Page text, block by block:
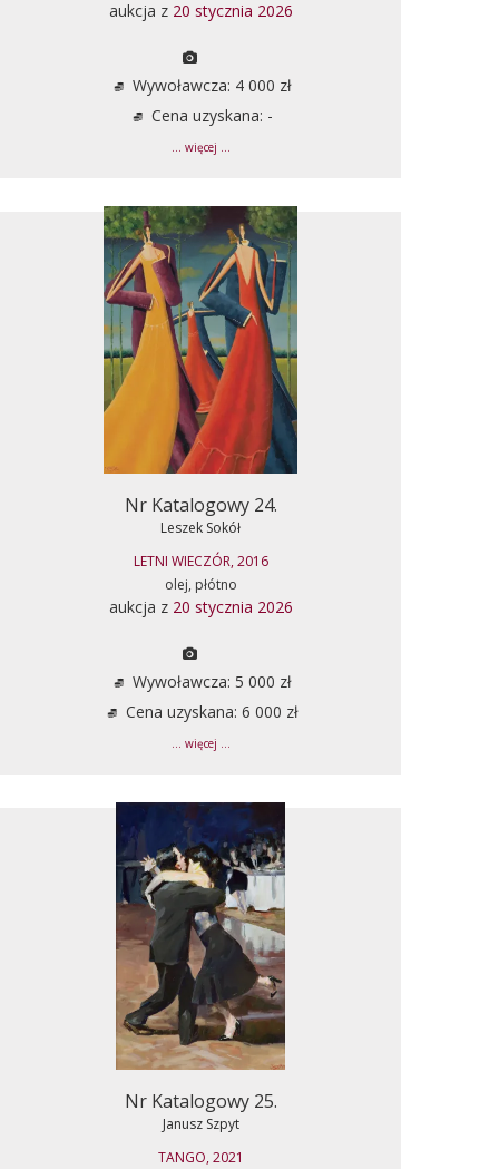
aukcja z 20 stycznia 2026
Wywoławcza: 4 000 zł
Cena uzyskana: -
... więcej ...
Nr Katalogowy 24.
Leszek Sokół
LETNI WIECZÓR, 2016
olej, płótno
aukcja z 20 stycznia 2026
Wywoławcza: 5 000 zł
Cena uzyskana: 6 000 zł
... więcej ...
Nr Katalogowy 25.
Janusz Szpyt
TANGO, 2021